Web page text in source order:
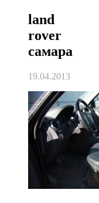
land
rover
самара
19.04.2013